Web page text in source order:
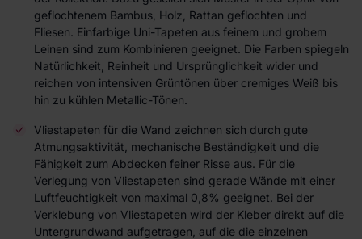
geflochtenem Bambus, Holz, Rattan geflochten und
Fliesen. Einfarbige Uni-Tapeten aus feinem und grobem
Leinen sind zum Kombinieren geeignet. Die Farben spiegeln
Natürlichkeit, Reinheit und Ursprünglichkeit wider und
reichen von intensiven Grüntönen über cremiges Weiß bis
hin zu kühlen Metallic-Tönen.
Vliestapeten für die Wand zeichnen sich durch gute
Atmungsaktivität, mechanische Beständigkeit und die
Fähigkeit zum Abdecken feiner Risse aus. Für die
Verlegung von Vliestapeten sind gerade Wände mit einer
Luftfeuchtigkeit von maximal 0,8% geeignet. Bei der
Verklebung von Vliestapeten wird der Kleber direkt auf die
Untergrundwand aufgetragen, auf die die einzelnen